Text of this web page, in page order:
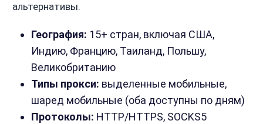
альтернативы.
География: 15+ стран, включая США,
Индию, Францию, Таиланд, Польшу,
Великобританию
Типы прокси: выделенные мобильные,
шаред мобильные (оба доступны по дням)
Протоколы: HTTP/HTTPS, SOCKS5